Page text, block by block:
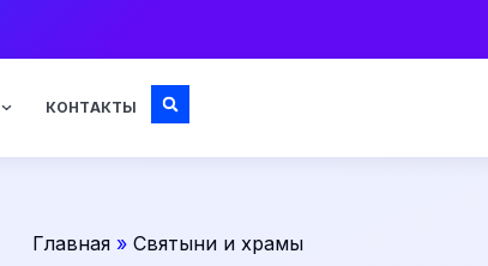
КОНТАКТЫ
Главная » Святыни и храмы